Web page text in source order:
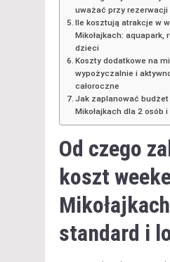
uważać przy rezerwacji
Ile kosztują atrakcje w
Mikołajkach: aquapark,
dzieci
Koszty dodatkowe na
wypożyczalnie i
całoroczne
Jak zaplanować
Mikołajkach dla 2 osób
Od czego
koszt
Mikołajkach
standard i